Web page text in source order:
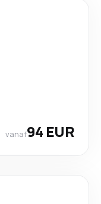
vanaf94 EUR